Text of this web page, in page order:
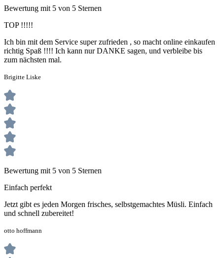
Bewertung mit 5 von 5 Sternen
TOP !!!!!
Ich bin mit dem Service super zufrieden , so macht online einkaufen
richtig Spaß !!!! Ich kann nur DANKE sagen, und verbleibe bis
zum nächsten mal.
Brigitte Liske
Bewertung mit 5 von 5 Sternen
Einfach perfekt
Jetzt gibt es jeden Morgen frisches, selbstgemachtes Müsli. Einfach
und schnell zubereitet!
otto hoffmann